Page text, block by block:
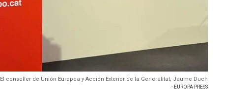
El conseller de Unión Europea y Acción Exterior de la Generalitat, Jaume Duch
- EUROPA PRESS